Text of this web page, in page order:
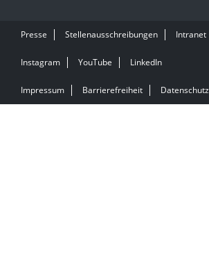
Presse Stellenausschreibungen Intranet
Instagram YouTube LinkedIn
Impressum Barrierefreiheit Datenschutz